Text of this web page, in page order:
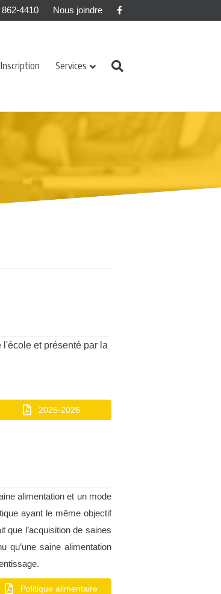
4410 Nous joindre Facebook
Inscription Services
et présenté par la
2025-2026
alimentation et un mode
ayant le même objectif
que l’acquisition de saines
qu’une saine alimentation
Politique alimentaire